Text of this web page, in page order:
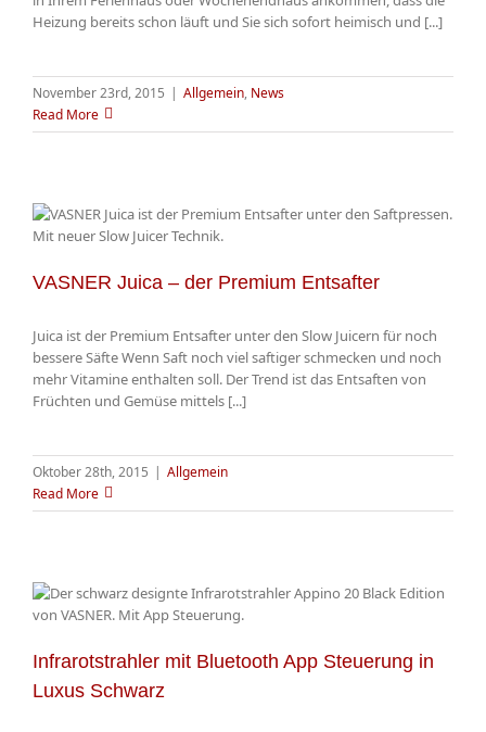
Heizung bereits schon läuft und Sie sich sofort heimisch und [...]
November 23rd, 2015 | Allgemein, News
Read More
VASNER Juica – der Premium Entsafter
Juica ist der Premium Entsafter unter den Slow Juicern für noch
bessere Säfte Wenn Saft noch viel saftiger schmecken und noch
mehr Vitamine enthalten soll. Der Trend ist das Entsaften von
Früchten und Gemüse mittels [...]
Oktober 28th, 2015 | Allgemein
Read More
Infrarotstrahler mit Bluetooth App Steuerung in
Luxus Schwarz